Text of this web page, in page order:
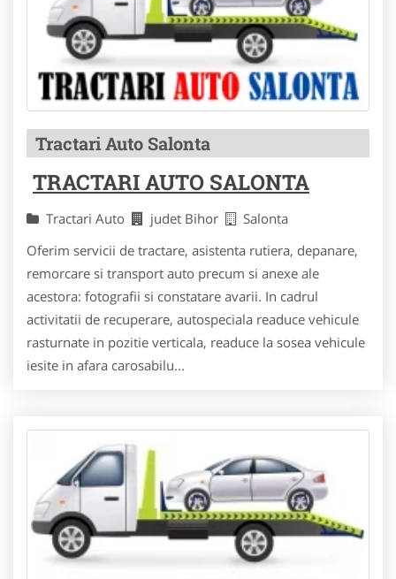
Tractari Auto Salonta
TRACTARI AUTO SALONTA
Tractari Auto judet Bihor
Salonta
Oferim servicii de tractare, asistenta rutiera, depanare,
remorcare si transport auto precum si anexe ale
acestora: fotografii si constatare avarii. In cadrul
activitatii de recuperare, autospeciala readuce vehicule
rasturnate in pozitie verticala, readuce la sosea vehicule
iesite in afara carosabilu...